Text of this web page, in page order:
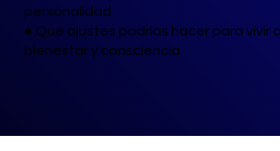
personalidad
● Qué ajustes podrías hacer para vivir
bienestar y consciencia